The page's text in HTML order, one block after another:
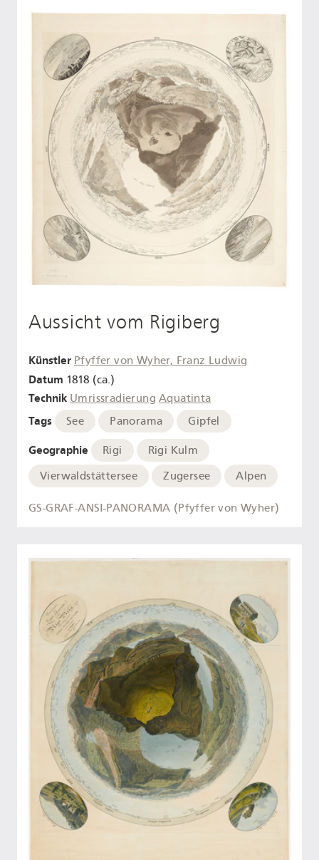
Aussicht vom Rigiberg
Künstler Pfyffer von Wyher, Franz Ludwig
Datum 1818 (ca.)
Technik Umrissradierung Aquatinta
Tags See Panorama Gipfel
Geographie Rigi
Rigi Kulm
Vierwaldstättersee
Zugersee Alpen
GS-GRAF-ANSI-PANORAMA (Pfyffer von Wyher)